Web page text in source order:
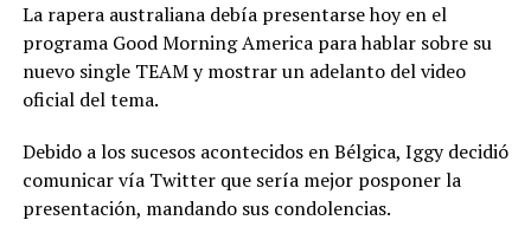
La rapera australiana debía presentarse hoy en el
programa Good Morning America para hablar sobre su
nuevo single TEAM y mostrar un adelanto del video
oficial del tema.
Debido a los sucesos acontecidos en Bélgica, Iggy decidió
comunicar vía Twitter que sería mejor posponer la
presentación, mandando sus condolencias.